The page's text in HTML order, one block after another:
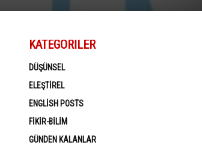
KATEGORILER
DÜŞÜNSEL
ELEŞTIREL
ENGLISH POSTS
FIKIR-BILIM
GÜNDEN KALANLAR